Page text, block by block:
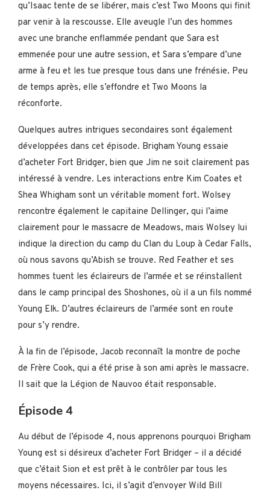
qu’Isaac tente de se libérer, mais c’est Two Moons qui finit
par venir à la rescousse. Elle aveugle l’un des hommes
avec une branche enflammée pendant que Sara est
emmenée pour une autre session, et Sara s’empare d’une
arme à feu et les tue presque tous dans une frénésie. Peu
de temps après, elle s’effondre et Two Moons la
réconforte.
Quelques autres intrigues secondaires sont également
développées dans cet épisode. Brigham Young essaie
d’acheter Fort Bridger, bien que Jim ne soit clairement pas
intéressé à vendre. Les interactions entre Kim Coates et
Shea Whigham sont un véritable moment fort. Wolsey
rencontre également le capitaine Dellinger, qui l’aime
clairement pour le massacre de Meadows, mais Wolsey lui
indique la direction du camp du Clan du Loup à Cedar Falls,
où nous savons qu’Abish se trouve. Red Feather et ses
hommes tuent les éclaireurs de l’armée et se réinstallent
dans le camp principal des Shoshones, où il a un fils nommé
Young Elk. D’autres éclaireurs de l’armée sont en route
pour s’y rendre.
À la fin de l’épisode, Jacob reconnaît la montre de poche
de Frère Cook, qui a été prise à son ami après le massacre.
Il sait que la Légion de Nauvoo était responsable.
Épisode 4
Au début de l’épisode 4, nous apprenons pourquoi Brigham
Young est si désireux d’acheter Fort Bridger – il a décidé
que c’était Sion et est prêt à le contrôler par tous les
moyens nécessaires. Ici, il s’agit d’envoyer Wild Bill